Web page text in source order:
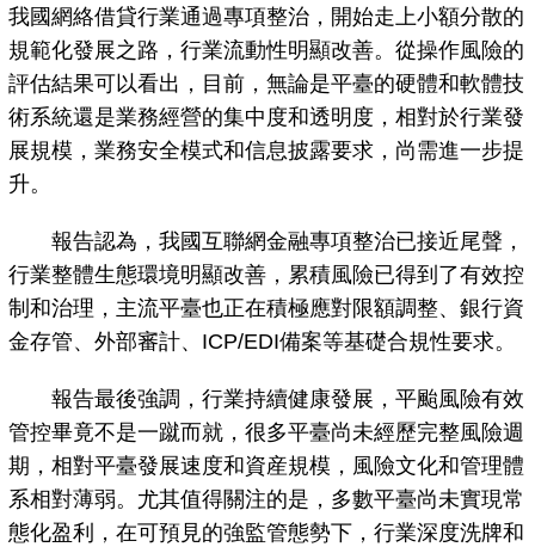
我國網絡借貸行業通過專項整治，開始走上小額分散的
規範化發展之路，行業流動性明顯改善。從操作風險的
評估結果可以看出，目前，無論是平臺的硬體和軟體技
術系統還是業務經營的集中度和透明度，相對於行業發
展規模，業務安全模式和信息披露要求，尚需進一步提
升。
報告認為，我國互聯網金融專項整治已接近尾聲，
行業整體生態環境明顯改善，累積風險已得到了有效控
制和治理，主流平臺也正在積極應對限額調整、銀行資
金存管、外部審計、ICP/EDI備案等基礎合規性要求。
報告最後強調，行業持續健康發展，平颱風險有效
管控畢竟不是一蹴而就，很多平臺尚未經歷完整風險週
期，相對平臺發展速度和資産規模，風險文化和管理體
系相對薄弱。尤其值得關注的是，多數平臺尚未實現常
態化盈利，在可預見的強監管態勢下，行業深度洗牌和